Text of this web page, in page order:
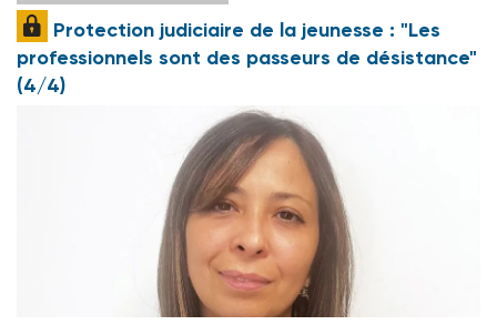
Protection judiciaire de la jeunesse : "Les
professionnels sont des passeurs de désistance"
(4/4)